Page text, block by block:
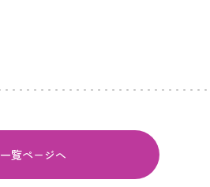
一覧ページへ